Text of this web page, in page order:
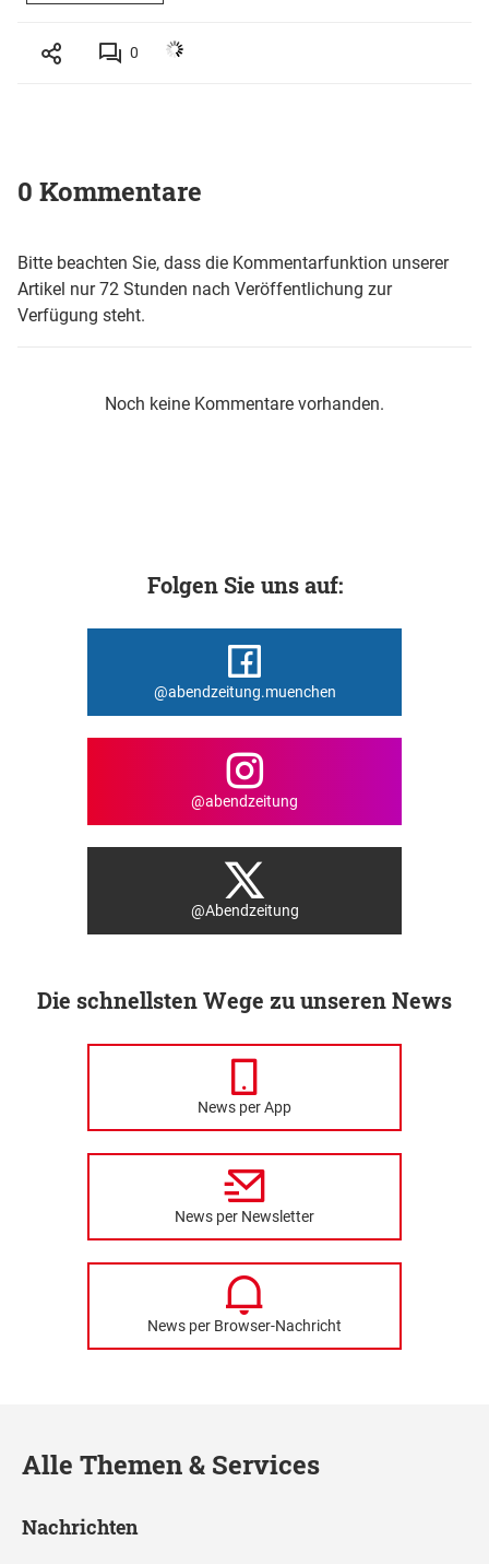
0
0 Kommentare
Bitte beachten Sie, dass die Kommentarfunktion unserer
Artikel nur 72 Stunden nach Veröffentlichung zur
Verfügung steht.
Noch keine Kommentare vorhanden.
Folgen Sie uns auf:
@abendzeitung.muenchen
@abendzeitung
@Abendzeitung
Die schnellsten Wege zu unseren News
News per App
News per Newsletter
News per Browser-Nachricht
Alle Themen & Services
Nachrichten